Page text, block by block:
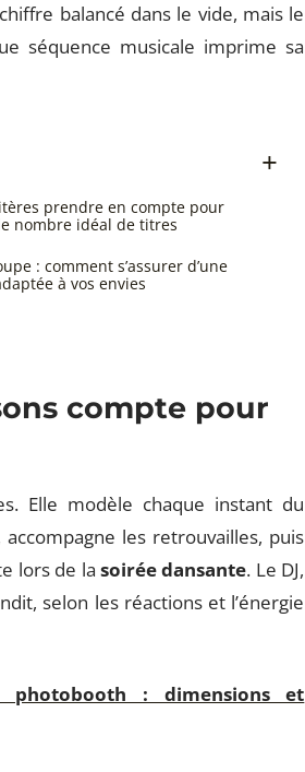
balancé dans le vide, mais le
séquence musicale imprime sa
prendre en compte pour
nombre idéal de titres
: comment s’assurer d’une
à vos envies
compte pour
Elle modèle chaque instant du
les retrouvailles, puis
lors de lasoirée dansante. Le DJ,
selon les réactions et l’énergie
: dimensions et